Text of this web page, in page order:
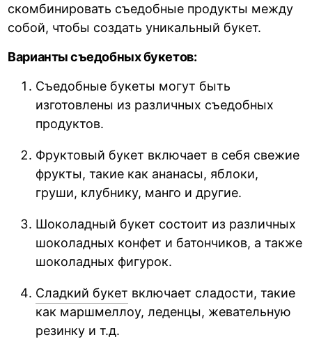
скомбинировать съедобные продукты между
собой, чтобы создать уникальный букет.
Варианты съедобных букетов:
Съедобные букеты могут быть
изготовлены из различных съедобных
продуктов.
Фруктовый букет включает в себя свежие
фрукты, такие как ананасы, яблоки,
груши, клубнику, манго и другие.
Шоколадный букет состоит из различных
шоколадных конфет и батончиков, а также
шоколадных фигурок.
Сладкий букет включает сладости, такие
как маршмеллоу, леденцы, жевательную
резинку и т.д.